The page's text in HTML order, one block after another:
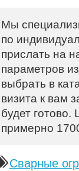
Мы
по
прислать на
параметров
выбрать в
визита к вам
будет готово.
примерно
Сварные